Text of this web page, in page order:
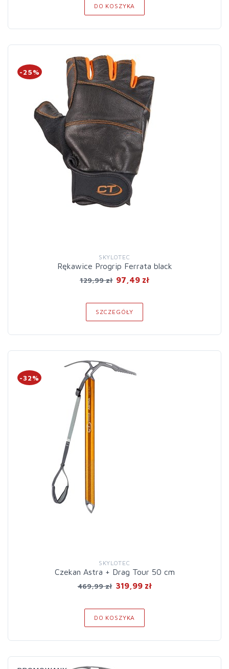
DO KOSZYKA
-25%
SKYLOTEC
Rękawice Progrip Ferrata black
129,99 zł 97,49 zł
SZCZEGÓŁY
-32%
SKYLOTEC
Czekan Astra + Drag Tour 50 cm
469,99 zł 319,99 zł
DO KOSZYKA